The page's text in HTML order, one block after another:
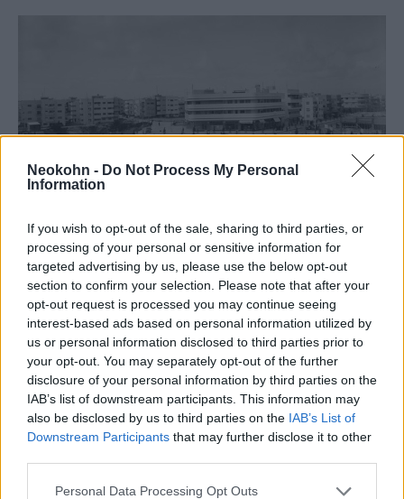
Neokohn - Do Not Process My Personal
Information
If you wish to opt-out of the sale, sharing to third parties, or
processing of your personal or sensitive information for
targeted advertising by us, please use the below opt-out
section to confirm your selection. Please note that after your
opt-out request is processed you may continue seeing
interest-based ads based on personal information utilized by
us or personal information disclosed to third parties prior to
your opt-out. You may separately opt-out of the further
disclosure of your personal information by third parties on the
IAB’s list of downstream participants. This information may
also be disclosed by us to third parties on the IAB’s List of
Downstream Participants that may further disclose it to other
Please note that this website/app uses one or more Google
Personal Data Processing Opt Outs
Tel Aviv, 1938
Szélesebb kontextusba kerül mindaz, amit
korábban tudtak az országról és jónáhány
tévképzetet sikerül kisöpörni az agyukból.
A személyes élmény erősebb
minden média-hazugságnál,
amit szerte a világon hirdetnek
Izraelről.